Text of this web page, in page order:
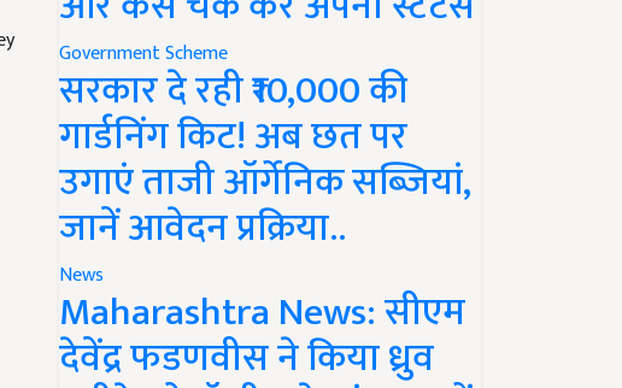
Government Scheme
सरकार दे रही ₹10,000 की
गार्डनिंग किट! अब छत पर
उगाएं ताजी ऑर्गेनिक सब्जियां,
जानें आवेदन प्रक्रिया..
News
Maharashtra News: सीएम
देवेंद्र फडणवीस ने किया ध्रुव